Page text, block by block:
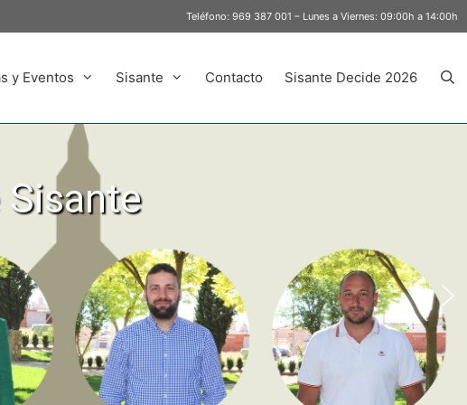
Teléfono: 969 387 001 – Lunes a Viernes: 09:00h a 14:00h
y Eventos Sisante Contacto Sisante Decide 2026